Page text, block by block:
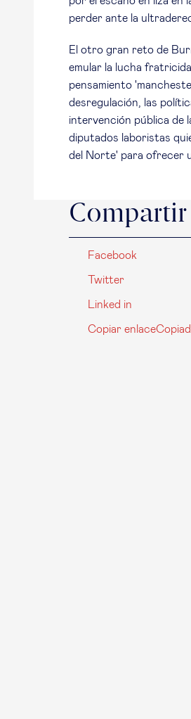
perder ante la
El otro gran reto de
emular la lucha
pensamiento
desregulación, las
intervención pública de
diputados laboristas
del Norte' para ofrecer
Compartir
Facebook
Twitter
Linked in
Copiar enlace